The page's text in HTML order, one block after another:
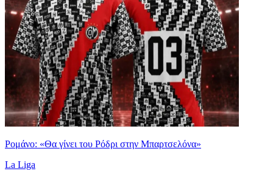
Ρομάνο: «Θα γίνει του Ρόδρι στην Μπαρτσελόνα»
La Liga